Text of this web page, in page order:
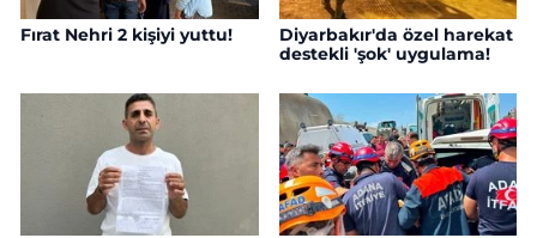
Fırat Nehri 2 kişiyi yuttu!
Diyarbakır'da özel harekat
destekli 'şok' uygulama!